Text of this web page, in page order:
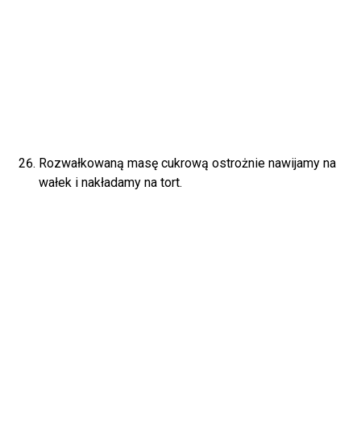
Rozwałkowaną masę cukrową ostrożnie nawijamy na
wałek i nakładamy na tort.